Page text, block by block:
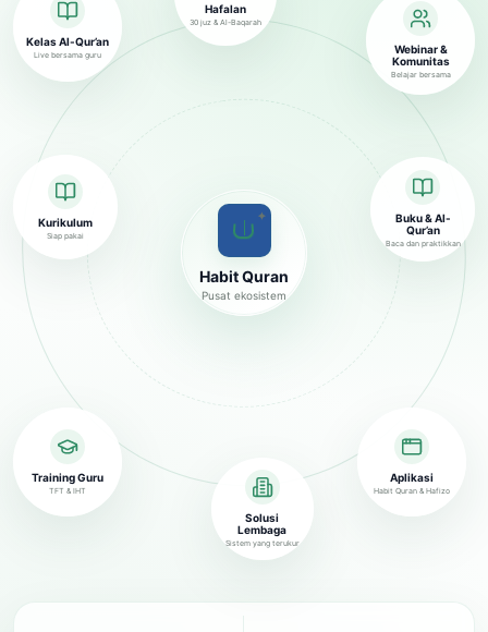
✦
Habit Quran
Pusat ekosistem
Kelas Al-Qur’an
Live bersama guru
Hafalan
30 juz & Al-Baqarah
Buku & Al-
Qur’an
Baca dan praktikkan
Training Guru
TFT & IHT
Solusi
Lembaga
Sistem yang terukur
Kurikulum
Siap pakai
Aplikasi
Habit Quran & Hafizo
Webinar &
Komunitas
Belajar bersama